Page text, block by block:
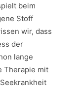
beim
Stoff
wir, dass
der
lange
Therapie mit